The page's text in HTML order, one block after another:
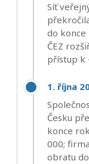
Síť
do konce
ČEZ
přístup k
1. října
Česku
konce
000;
obratu